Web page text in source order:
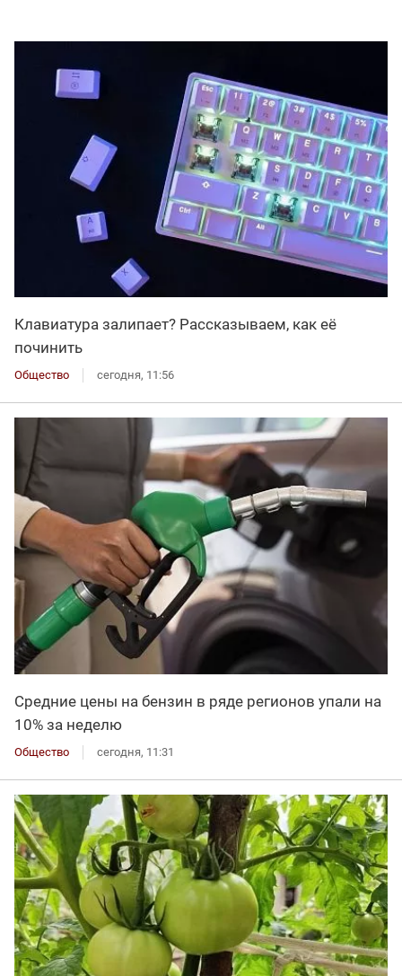
Клавиатура залипает? Рассказываем, как её
починить
Общество сегодня, 11:56
Средние цены на бензин в ряде регионов упали на
10% за неделю
Общество сегодня, 11:31